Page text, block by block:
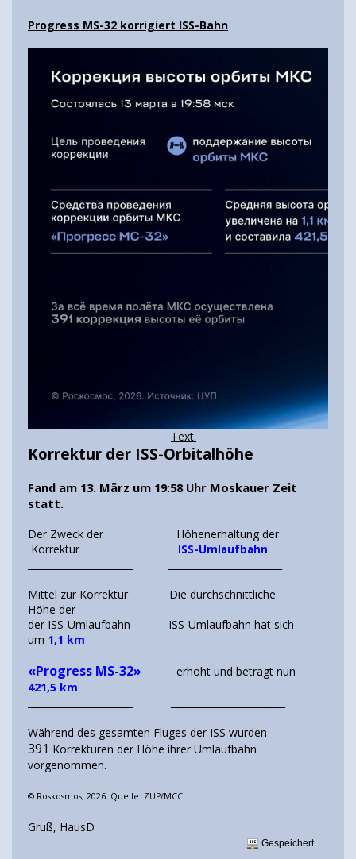
Progress MS-32 korrigiert ISS-Bahn
Text:
Korrektur der ISS-Orbitalhöhe
Fand am 13. März um 19:58 Uhr Moskauer Zeit
statt.
Der Zweck der Höhenerhaltung der
Korrektur ISS-Umlaufbahn
Mittel zur Korrektur Die durchschnittliche
Höhe der
der ISS-Umlaufbahn ISS-Umlaufbahn hat sich
um 1,1 km
«Progress MS-32» erhöht und beträgt nun
421,5 km.
Während des gesamten Fluges der ISS wurden
391 Korrekturen der Höhe ihrer Umlaufbahn
vorgenommen.
© Roskosmos, 2026. Quelle: ZUP/MCC
Gruß, HausD
Gespeichert